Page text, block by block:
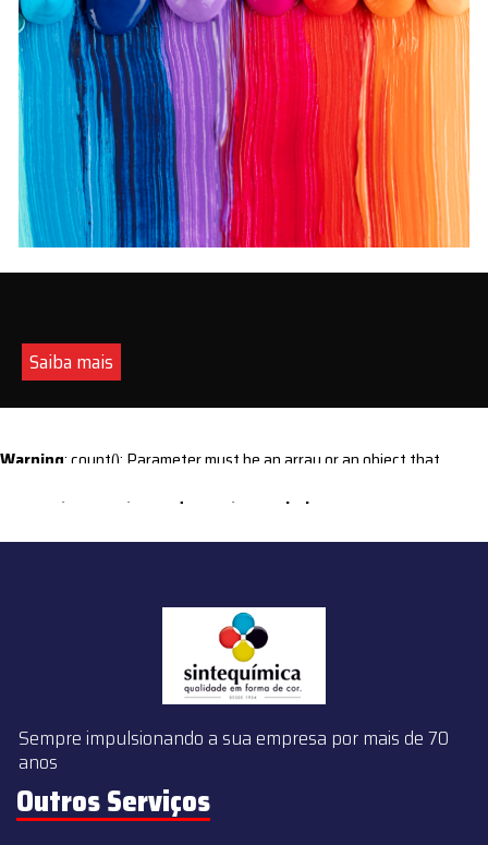
Saiba mais
Warning: count(): Parameter must be an array or an object that
content/themes/sintequimica/index.php
Sempre impulsionando a sua empresa por mais de 70
anos
Outros Serviços